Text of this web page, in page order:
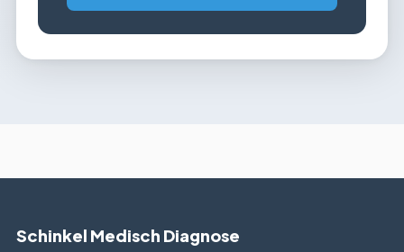
Schinkel Medisch Diagnose